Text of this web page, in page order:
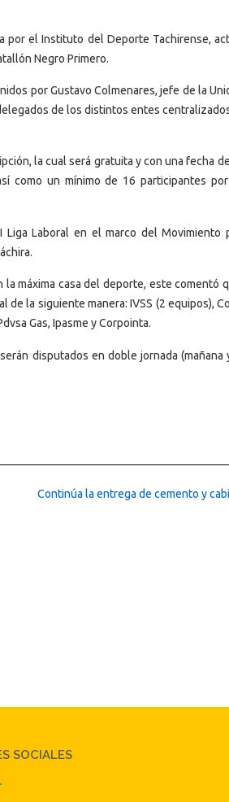
por el Instituto del Deporte Tachirense,
Negro Primero.
por Gustavo Colmenares, jefe de la
de los distintos entes
la cual será gratuita y con una fecha
como un mínimo de 16 participantes
Laboral en el marco del Movimiento
máxima casa del deporte, este comentó
la siguiente manera: IVSS (2 equipos),
Gas, Ipasme y Corpointa.
disputados en doble jornada
Continúa la entrega de cemento y
SOCIALES